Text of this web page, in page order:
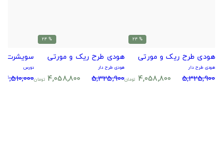
% 24
هودی طرح ریک و مورتی
هودی طرح دار
5,325,900
4,058,800 تومان
% 24
هودی طرح ریک و مورتی
هودی طرح دار
5,325,900
4,058,800 تومان
سویشرت
دورس
4,510,000